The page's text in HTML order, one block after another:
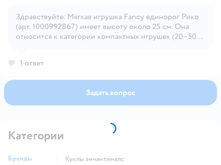
Открыть вопрос
Здравствуйте. Мягкая игрушка Fancy единорог Рико
(арт. 1000992867) имеет высоту около 25 см. Она
относится к категории компактных игрушек (20–50
1 ответ
Задать вопрос
Категории
Бренды
Куклы энчантималс